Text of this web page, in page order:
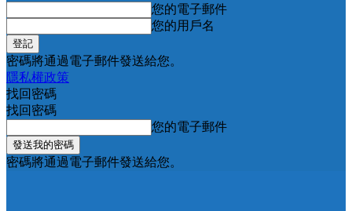
您的電子郵件
您的用戶名
密碼將通過電子郵件發送給您。
隱私權政策
找回密碼
找回密碼
您的電子郵件
密碼將通過電子郵件發送給您。